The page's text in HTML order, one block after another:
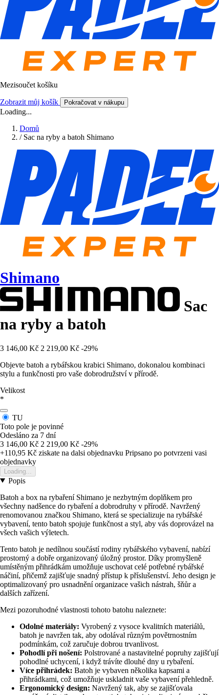
Mezisoučet košíku
Zobrazit můj košík Pokračovat v nákupu
Loading...
Domů
/ Sac na ryby a batoh Shimano
Shimano
Sac
na ryby a batoh
3 146,00 Kč 2 219,00 Kč -29%
Objevte batoh a rybářskou krabici Shimano, dokonalou kombinaci
stylu a funkčnosti pro vaše dobrodružství v přírodě.
Velikost
*
TU
Toto pole je povinné
Odesláno za 7 dní
3 146,00 Kč 2 219,00 Kč -29%
+110,95 Kč ziskate na dalsi objednavku Pripsano po potvrzeni vasi
objednavky
Loading...
Popis
Batoh a box na rybaření Shimano je nezbytným doplňkem pro
všechny nadšence do rybaření a dobrodruhy v přírodě. Navržený
renomovanou značkou Shimano, která se specializuje na rybářské
vybavení, tento batoh spojuje funkčnost a styl, aby vás doprovázel na
všech vašich výletech.
Tento batoh je nedílnou součástí rodiny rybářského vybavení, nabízí
prostorný a dobře organizovaný úložný prostor. Díky promyšleně
umístěným přihrádkám umožňuje uschovat celé potřebné rybářské
náčiní, přičemž zajišťuje snadný přístup k příslušenství. Jeho design je
optimalizovaný pro usnadnění organizace vašich nástrah, šňůr a
dalších zařízení.
Mezi pozoruhodné vlastnosti tohoto batohu naleznete:
Odolné materiály: Vyrobený z vysoce kvalitních materiálů,
batoh je navržen tak, aby odolával různým povětrnostním
podmínkám, což zaručuje dobrou trvanlivost.
Pohodlí při nošení: Polstrované a nastavitelné popruhy zajišťují
pohodlné uchycení, i když trávíte dlouhé dny u rybaření.
Více přihrádek: Batoh je vybaven několika kapsami a
přihrádkami, což umožňuje uskladnit vaše vybavení přehledně.
Ergonomický design: Navržený tak, aby se zajišťovala